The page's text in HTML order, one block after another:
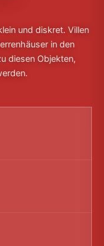
und diskret. Villen
in den
diesen Objekten,